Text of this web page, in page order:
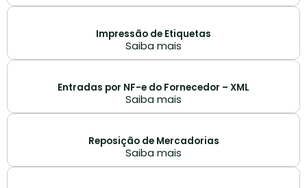
Impressão de Etiquetas
Saiba mais
Entradas por NF-e do Fornecedor – XML
Saiba mais
Reposição de Mercadorias
Saiba mais